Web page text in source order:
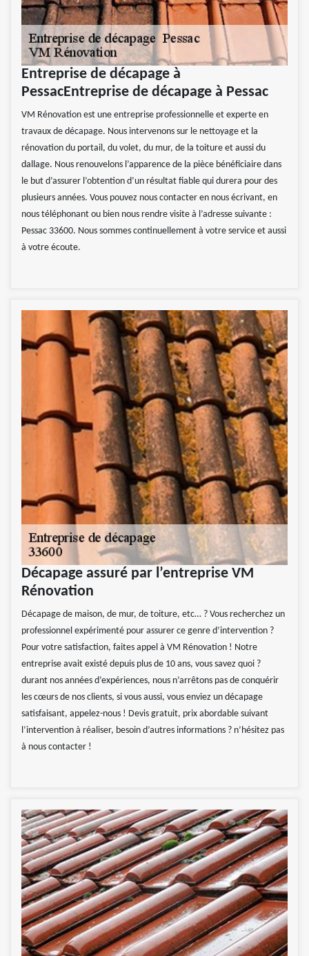
Entreprise de décapage à
PessacEntreprise de décapage à Pessac
VM Rénovation est une entreprise professionnelle et experte en
travaux de décapage. Nous intervenons sur le nettoyage et la
rénovation du portail, du volet, du mur, de la toiture et aussi du
dallage. Nous renouvelons l’apparence de la pièce bénéficiaire dans
le but d’assurer l’obtention d’un résultat fiable qui durera pour des
plusieurs années. Vous pouvez nous contacter en nous écrivant, en
nous téléphonant ou bien nous rendre visite à l’adresse suivante :
Pessac 33600. Nous sommes continuellement à votre service et aussi
à votre écoute.
Décapage assuré par l’entreprise VM
Rénovation
Décapage de maison, de mur, de toiture, etc… ? Vous recherchez un
professionnel expérimenté pour assurer ce genre d’intervention ?
Pour votre satisfaction, faites appel à VM Rénovation ! Notre
entreprise avait existé depuis plus de 10 ans, vous savez quoi ?
durant nos années d’expériences, nous n’arrêtons pas de conquérir
les cœurs de nos clients, si vous aussi, vous enviez un décapage
satisfaisant, appelez-nous ! Devis gratuit, prix abordable suivant
l’intervention à réaliser, besoin d’autres informations ? n’hésitez pas
à nous contacter !